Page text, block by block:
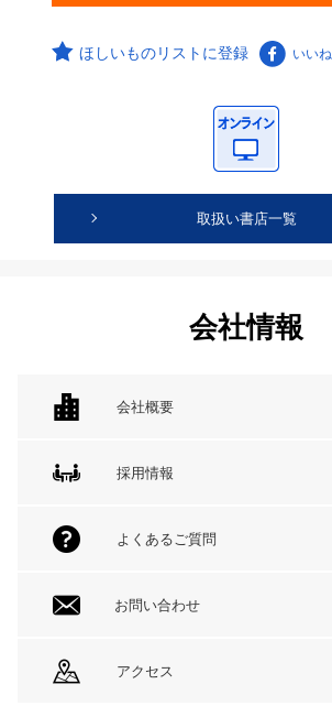
ほしいものリストに登録 いいね
取扱い書店一覧
会社情報
会社概要
採用情報
よくあるご質問
お問い合わせ
アクセス